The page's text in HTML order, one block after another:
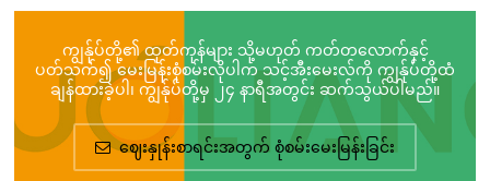
ကျွန်ုပ်တို့၏ ထုတ်ကုန်များ သို့မဟုတ် ကတ်တလောက်နှင့်
ပတ်သက်၍ မေးမြန်းစုံစမ်းလိုပါက သင့်အီးမေးလ်ကို ကျွန်ုပ်တို့ထံ
ချန်ထားခဲ့ပါ၊ ကျွန်ုပ်တို့မှ ၂၄ နာရီအတွင်း ဆက်သွယ်ပါမည်။
ဈေးနှုန်းစာရင်းအတွက် စုံစမ်းမေးမြန်းခြင်း